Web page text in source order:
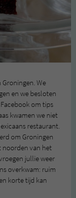
We
en we besloten
om tips
kwamen we niet
restaurant.
om Groningen
noorden van het
jullie weer
overkwam: ruim
korte tijd kan